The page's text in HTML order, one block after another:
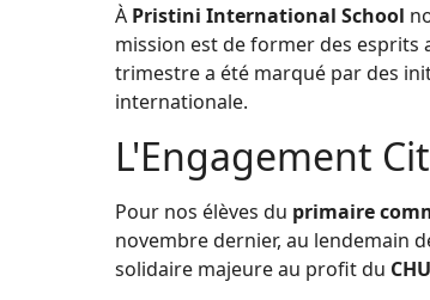
À Pristini International School
mission est de former des esprits
trimestre a été marqué par des
internationale.
L'Engagement
Pour nos élèves du primaire
novembre dernier, au lendemain
solidaire majeure au profit du